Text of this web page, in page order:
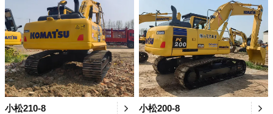
小松210-8 小松200-8